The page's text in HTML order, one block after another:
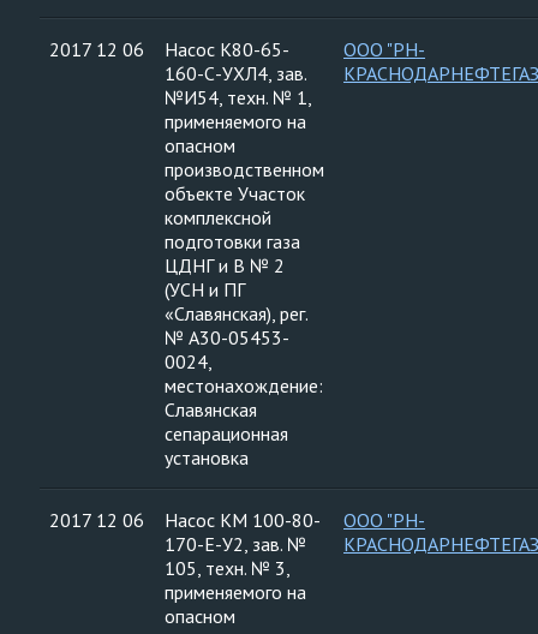
2017 12 06
Насос К80-65-
160-С-УХЛ4, зав.
№И54, техн. № 1,
применяемого на
опасном
производственном
объекте Участок
комплексной
подготовки газа
ЦДНГ и В № 2
(УСН и ПГ
«Славянская), рег.
№ А30-05453-
0024,
местонахождение:
Славянская
сепарационная
установка
ООО "РН-
2017 12 06
Насос КМ 100-80-
170-Е-У2, зав. №
105, техн. № 3,
применяемого на
опасном
ООО "РН-